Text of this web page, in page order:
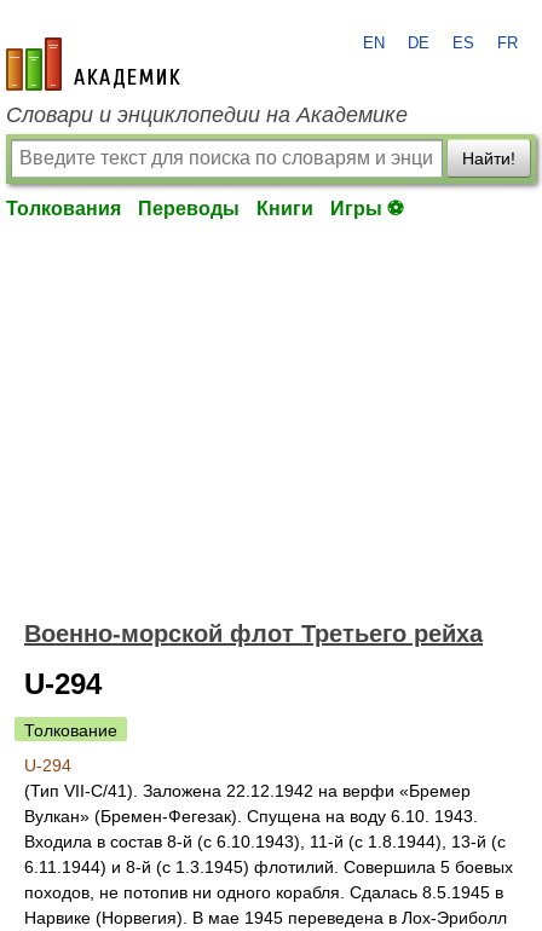
academic.ru
EN DE ES FR
Словари и энциклопедии на Академике
Найти!
Толкования Переводы Книги Игры ⚽
Военно-морской флот Третьего рейха
U-294
Толкование
U-294
(Тип VII-С/41). Заложена 22.12.1942 на верфи «Бремер
Вулкан» (Бремен-Фегезак). Спущена на воду 6.10. 1943.
Входила в состав 8-й (с 6.10.1943), 11-й (с 1.8.1944), 13-й (с
6.11.1944) и 8-й (с 1.3.1945) флотилий. Совершила 5 боевых
походов, не потопив ни одного корабля. Сдалась 8.5.1945 в
Нарвике (Норвегия). В мае 1945 переведена в Лох-Эриболл